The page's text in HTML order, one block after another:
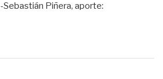
Piñera, aporte: